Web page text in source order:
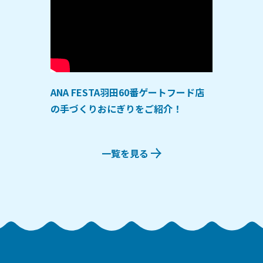
ANA FESTA羽田60番ゲートフード店
の手づくりおにぎりをご紹介！
一覧を見る